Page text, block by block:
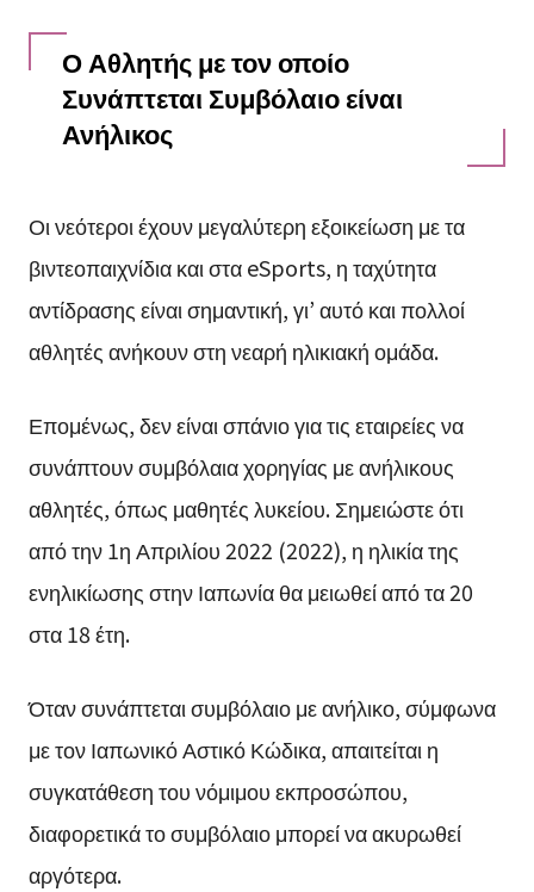
Ο Αθλητής με τον οποίο
Συνάπτεται Συμβόλαιο είναι
Ανήλικος
Οι νεότεροι έχουν μεγαλύτερη εξοικείωση με τα
βιντεοπαιχνίδια και στα eSports, η ταχύτητα
αντίδρασης είναι σημαντική, γι’ αυτό και πολλοί
αθλητές ανήκουν στη νεαρή ηλικιακή ομάδα.
Επομένως, δεν είναι σπάνιο για τις εταιρείες να
συνάπτουν συμβόλαια χορηγίας με ανήλικους
αθλητές, όπως μαθητές λυκείου. Σημειώστε ότι
από την 1η Απριλίου 2022 (2022), η ηλικία της
ενηλικίωσης στην Ιαπωνία θα μειωθεί από τα 20
στα 18 έτη.
Όταν συνάπτεται συμβόλαιο με ανήλικο, σύμφωνα
με τον Ιαπωνικό Αστικό Κώδικα, απαιτείται η
συγκατάθεση του νόμιμου εκπροσώπου,
διαφορετικά το συμβόλαιο μπορεί να ακυρωθεί
αργότερα.